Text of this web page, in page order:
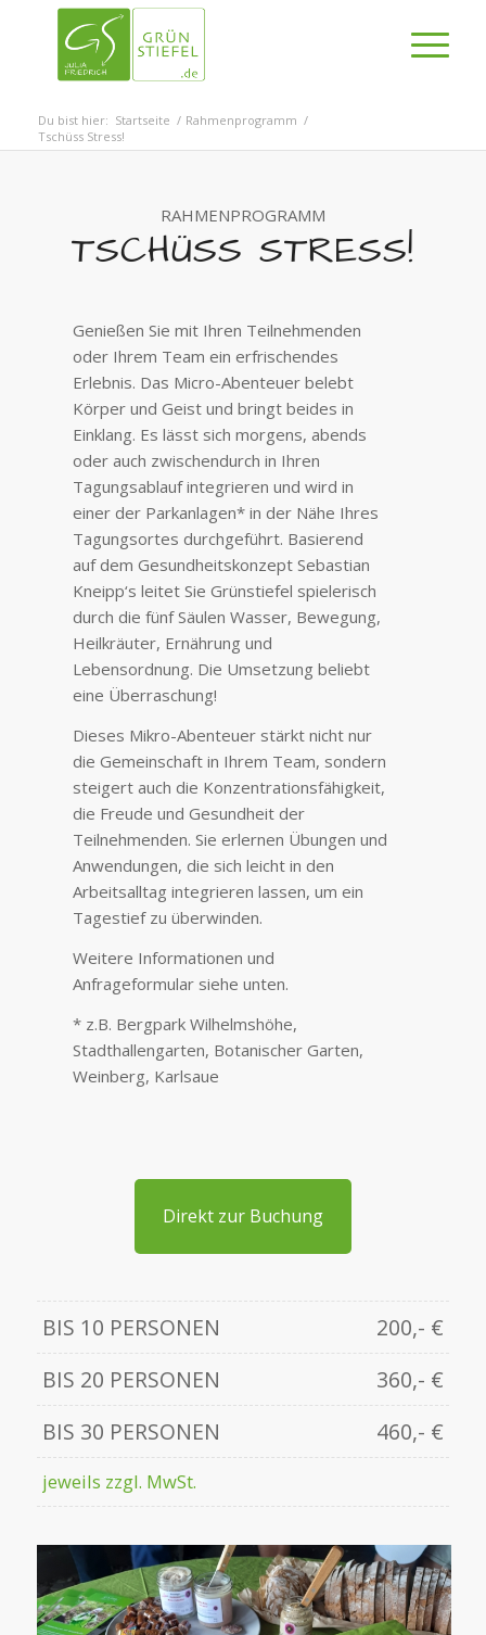
Du bist hier: Startseite / Rahmenprogramm /
Tschüss Stress!
RAHMENPROGRAMM
TSCHÜSS STRESS!
Genießen Sie mit Ihren Teilnehmenden
oder Ihrem Team ein erfrischendes
Erlebnis. Das Micro-Abenteuer belebt
Körper und Geist und bringt beides in
Einklang. Es lässt sich morgens, abends
oder auch zwischendurch in Ihren
Tagungsablauf integrieren und wird in
einer der Parkanlagen* in der Nähe Ihres
Tagungsortes durchgeführt. Basierend
auf dem Gesundheitskonzept Sebastian
Kneipp‘s leitet Sie Grünstiefel spielerisch
durch die fünf Säulen Wasser, Bewegung,
Heilkräuter, Ernährung und
Lebensordnung. Die Umsetzung beliebt
eine Überraschung!
Dieses Mikro-Abenteuer stärkt nicht nur
die Gemeinschaft in Ihrem Team, sondern
steigert auch die Konzentrationsfähigkeit,
die Freude und Gesundheit der
Teilnehmenden. Sie erlernen Übungen und
Anwendungen, die sich leicht in den
Arbeitsalltag integrieren lassen, um ein
Tagestief zu überwinden.
Weitere Informationen und
Anfrageformular siehe unten.
* z.B. Bergpark Wilhelmshöhe,
Stadthallengarten, Botanischer Garten,
Weinberg, Karlsaue
Direkt zur Buchung
BIS 10 PERSONEN
200,- €
BIS 20 PERSONEN
360,- €
BIS 30 PERSONEN
460,- €
jeweils zzgl. MwSt.